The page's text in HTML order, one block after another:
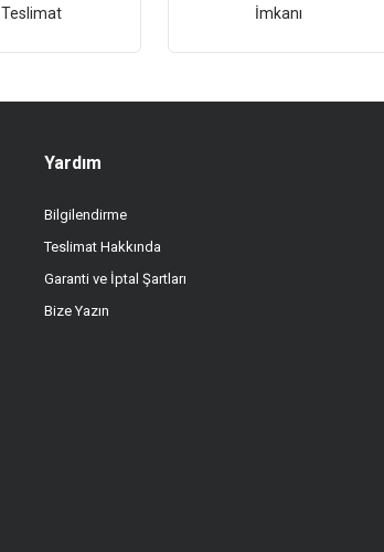
Teslimat
İmkanı
Yardım
Bilgilendirme
Teslimat Hakkında
Garanti ve İptal Şartları
Bize Yazın